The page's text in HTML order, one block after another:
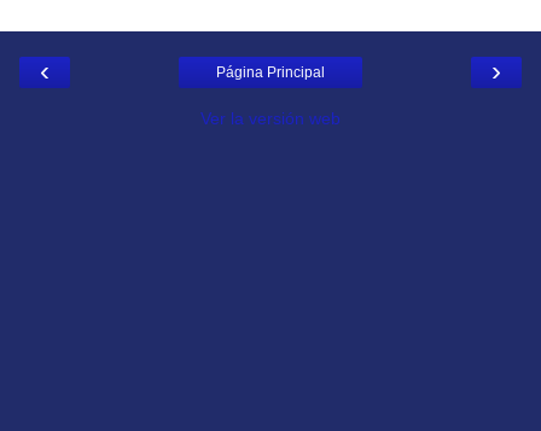
‹ ›
Página Principal
Ver la versión web